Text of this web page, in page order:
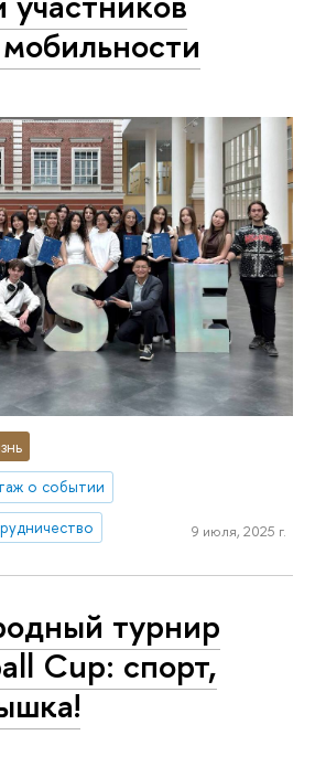
о событии
9 июля, 2025 г.
турнир
Cup: спорт,